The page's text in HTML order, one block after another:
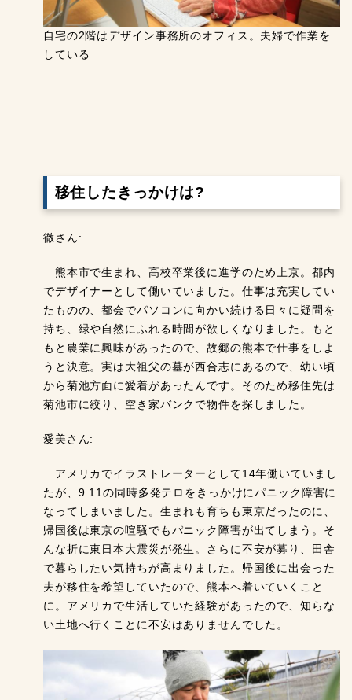
自宅の2階はデザイン事務所のオフィス。夫婦で作業を
している
移住したきっかけは?
徹さん:
熊本市で生まれ、高校卒業後に進学のため上京。都内
でデザイナーとして働いていました。仕事は充実してい
たものの、都会でパソコンに向かい続ける日々に疑問を
持ち、緑や自然にふれる時間が欲しくなりました。もと
もと農業に興味があったので、故郷の熊本で仕事をしよ
うと決意。実は大祖父の墓が西合志にあるので、幼い頃
から菊池方面に愛着があったんです。そのため移住先は
菊池市に絞り、空き家バンクで物件を探しました。
愛美さん:
アメリカでイラストレーターとして14年働いていまし
たが、9.11の同時多発テロをきっかけにパニック障害に
なってしまいました。生まれも育ちも東京だったのに、
帰国後は東京の喧騒でもパニック障害が出てしまう。そ
んな折に東日本大震災が発生。さらに不安が募り、田舎
で暮らしたい気持ちが高まりました。帰国後に出会った
夫が移住を希望していたので、熊本へ着いていくこと
に。アメリカで生活していた経験があったので、知らな
い土地へ行くことに不安はありませんでした。